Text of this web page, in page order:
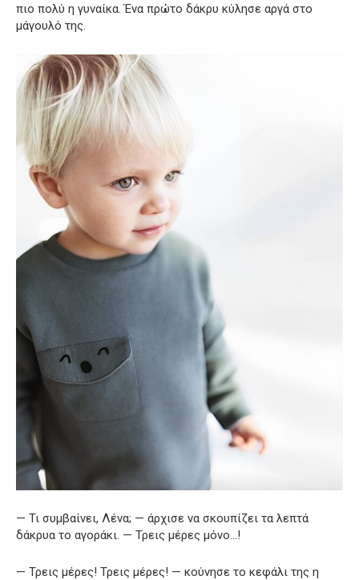
πιο πολύ η γυναίκα. Ένα πρώτο δάκρυ κύλησε αργά στο
μάγουλό της.
— Τι συμβαίνει, Λένα; — άρχισε να σκουπίζει τα λεπτά
δάκρυα το αγοράκι. — Τρεις μέρες μόνο…!
— Τρεις μέρες! Τρεις μέρες! — κούνησε το κεφάλι της η